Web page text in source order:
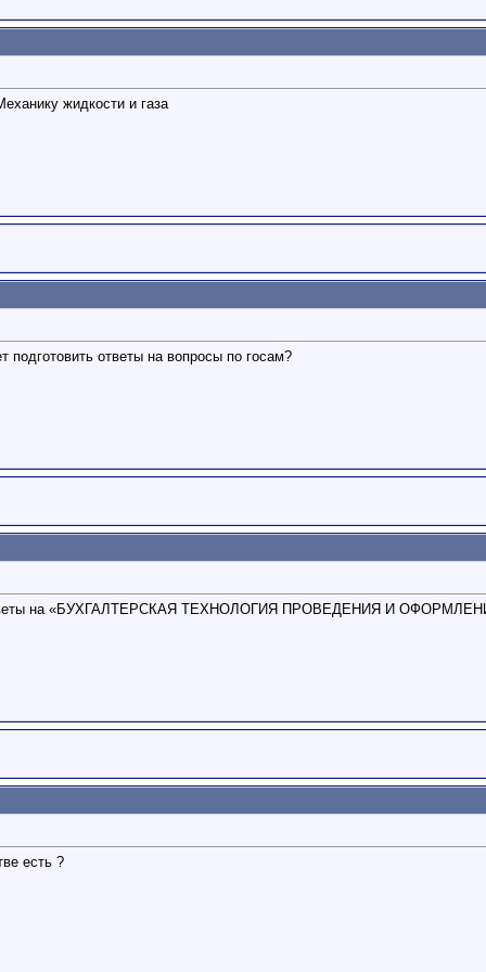
жидкости и газа
ответы на вопросы по госам?
ответы на «БУХГАЛТЕРСКАЯ ТЕХНОЛОГИЯ ПРОВЕДЕНИЯ И
есть ?